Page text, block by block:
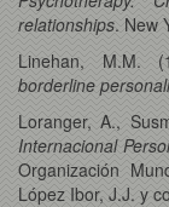
relationships. New
Linehan, M.M.
borderline
Loranger, A.,
Internacional
Organización
López Ibor, J.J. y